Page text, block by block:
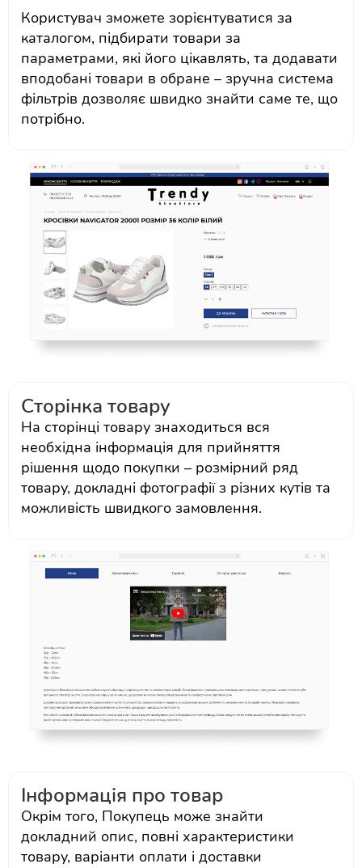
Користувач зможете зорієнтуватися за
каталогом, підбирати товари за
параметрами, які його цікавлять, та додавати
вподобані товари в обране – зручна система
фільтрів дозволяє швидко знайти саме те, що
потрібно.
Сторінка товару
На сторінці товару знаходиться вся
необхідна інформація для прийняття
рішення щодо покупки – розмірний ряд
товару, докладні фотографії з різних кутів та
можливість швидкого замовлення.
Інформація про товар
Окрім того, Покупець може знайти
докладний опис, повні характеристики
товару, варіанти оплати і доставки